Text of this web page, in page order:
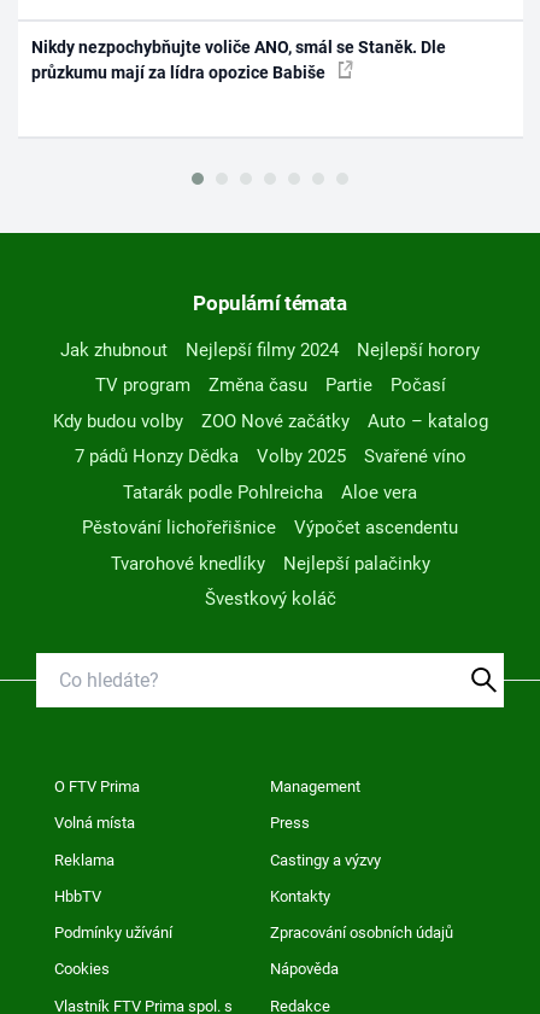
Nikdy nezpochybňujte voliče ANO, smál se Staněk. Dle
průzkumu mají za lídra opozice Babiše
Populární témata
Jak zhubnout Nejlepší filmy 2024
Nejlepší horory
TV program
Změna času Partie
Počasí
Kdy budou volby
ZOO Nové začátky
Auto – katalog
7 pádů Honzy Dědka
Volby 2025
Svařené víno
Tatarák podle Pohlreicha
Aloe vera
Pěstování lichořeřišnice
Výpočet ascendentu
Tvarohové knedlíky
Nejlepší palačinky
Švestkový koláč
O FTV Prima Management
Volná místa Press
Reklama Castingy a výzvy
HbbTV Kontakty
Podmínky užívání Zpracování osobních údajů
Cookies Nápověda
Vlastník FTV Prima spol. s Redakce